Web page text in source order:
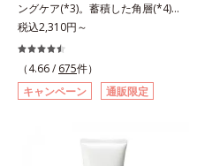
く、使うたびに毛穴の目立ちにくい
肌(*5)を目指せます。性別問わずお
使いいただけるので、ご夫婦やカッ
プルでシェアするのもおすすめ。デ
コルテやヒップなど、ボディのザラ
つきが気になるところにもお使いい
パイン、リパーゼ配合＝洗浄成分*2
皮脂吸収成分*3 自社品*4 パルミチ
ングケア(*3)。蓄積した角層(*4)を
絡めとりくすみ(*5)を晴らす高密着
マイルドピーリング(*6)洗顔料。ハ
リも透明感(*7)も結果主義。年齢サ
イン(*8)の因子に着目した肌科学エ
イジングケア(*3)シリーズ。オルビ
よる肌悩み一つ一つを対処するので
はなく、肌で起きていることの根本
税込2,310円～
（4.66 / 675件）
キャンペーン
通販限定